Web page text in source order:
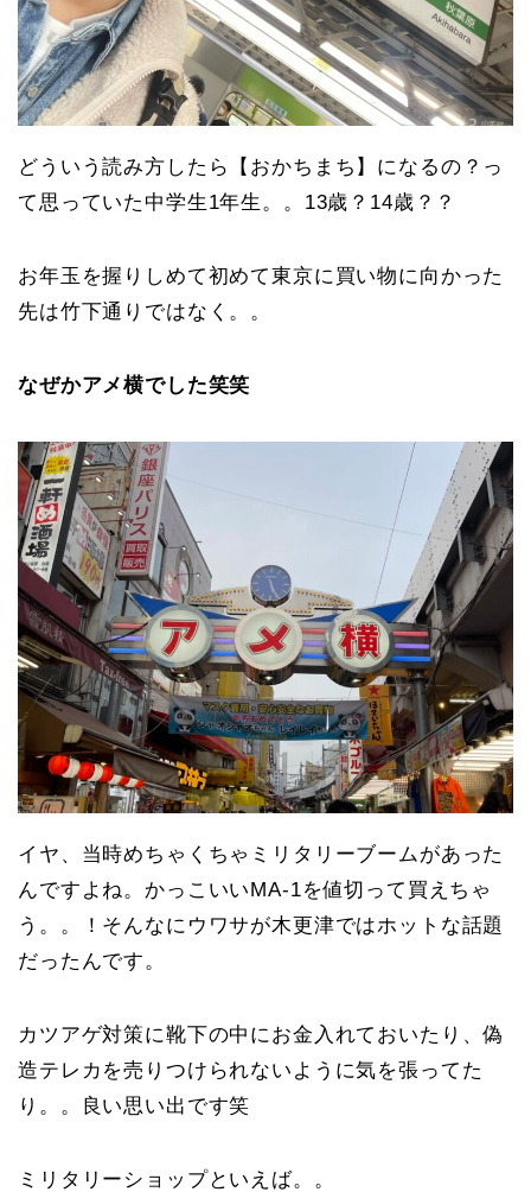
どういう読み方したら【おかちまち】になるの？っ
て思っていた中学生1年生。。13歳？14歳？？
お年玉を握りしめて初めて東京に買い物に向かった
先は竹下通りではなく。。
なぜかアメ横でした笑笑
イヤ、当時めちゃくちゃミリタリーブームがあった
んですよね。かっこいいMA-1を値切って買えちゃ
う。。！そんなにウワサが木更津ではホットな話題
だったんです。
カツアゲ対策に靴下の中にお金入れておいたり、偽
造テレカを売りつけられないように気を張ってた
り。。良い思い出です笑
ミリタリーショップといえば。。